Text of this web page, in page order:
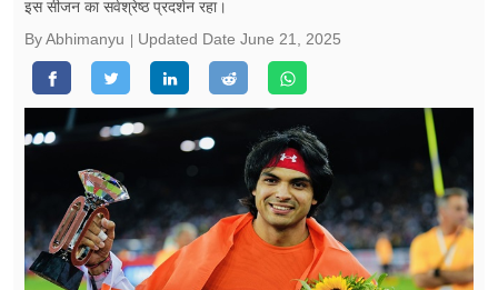
रिलेशनशिप
जीवन मंत्रा
फूड
ब्‍यूटी
इस सीजन का सर्वश्रेष्ठ प्रदर्शन रहा।
By Abhimanyu
Updated Date June 21, 2025